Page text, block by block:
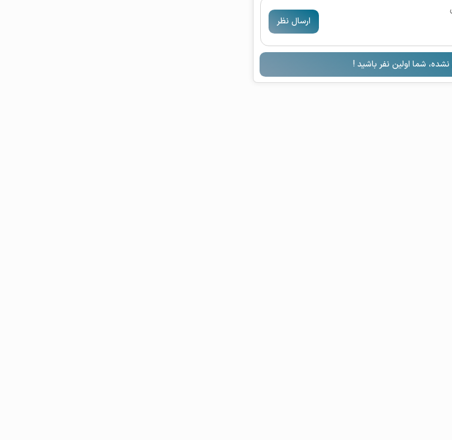
ارسال نظر
نشده، شما اولین نفر باشید !